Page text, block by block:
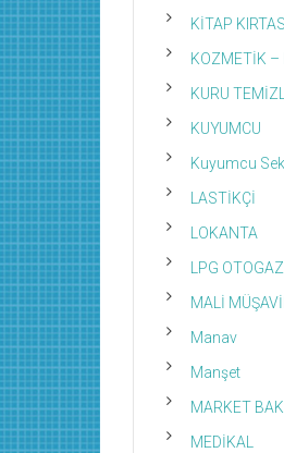
KİTAP
KOZMETİK –
KURU
KUYUMCU
Kuyumcu
LASTİKÇİ
LOKANTA
LPG OTOGAZ
MALİ
Manav
Manşet
MARKET
MEDİKAL